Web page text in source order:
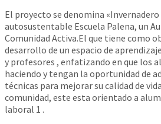
El proyecto se denomina
autosustentable Escuela Palena, un
Comunidad Activa.El que tiene como
desarrollo de un espacio de
y profesores , enfatizando en que los
haciendo y tengan la oportunidad de
técnicas para mejorar su calidad de
comunidad, este esta orientado a
laboral 1 .